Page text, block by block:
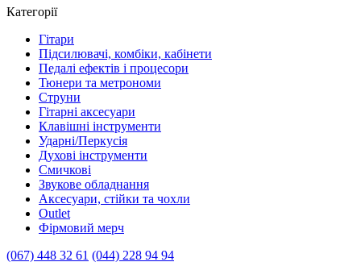
Категорії
Гітари
Підсилювачі, комбіки, кабінети
Педалі ефектів і процесори
Тюнери та метрономи
Струни
Гітарні аксесуари
Клавішні інструменти
Ударні/Перкусія
Духові інструменти
Смичкові
Звукове обладнання
Аксесуари, стійки та чохли
Outlet
Фірмовий мерч
(067) 448 32 61 (044) 228 94 94